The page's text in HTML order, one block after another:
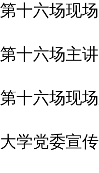
十六场现
十六场主
十六场现
学党委宣